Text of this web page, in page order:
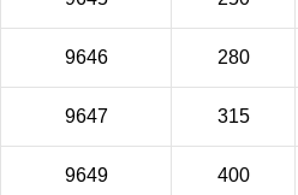
9646 280
9647 315
9649 400